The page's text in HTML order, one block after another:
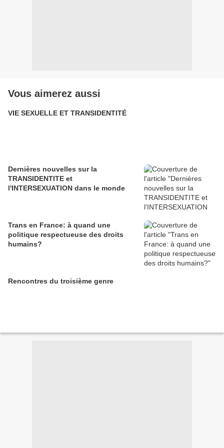
Vous aimerez aussi
VIE SEXUELLE ET TRANSIDENTITÉ
Dernières nouvelles sur la
TRANSIDENTITE et
l'INTERSEXUATION dans le monde
Trans en France: à quand une
politique respectueuse des droits
humains?
Rencontres du troisième genre